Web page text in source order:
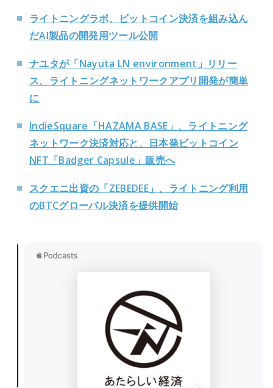
ライトニングラボ、ビットコイン決済を組み込ん
だAI製品の開発用ツール公開
ナユタが「Nayuta LN environment」リリー
ス、ライトニングネットワークアプリ開発が簡単
に
IndieSquare「HAZAMA BASE」、ライトニング
ネットワーク決済対応と、日本発ビットコイン
NFT「Badger Capsule」販売へ
スクエニ出資の「ZEBEDEE」、ライトニング利用
のBTCグローバル決済を提供開始